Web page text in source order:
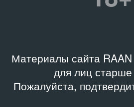
Материалы сайта
для лиц старше
Пожалуйста,